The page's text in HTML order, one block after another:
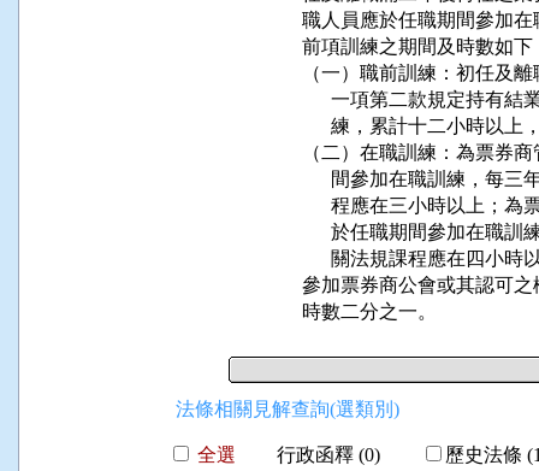
職人員應於任職期間參加在
前項訓練之期間及時數如下
（一）職前訓練：初任及
一項第二款規定持有
練，累計十二小時以
（二）在職訓練：為票券
間參加在職訓練，每
程應在三小時以上；
於任職期間參加在職
關法規課程應在四小時
參加票券商公會或其認可
時數二分之一。
法條相關見解查詢(選類別)
全選 行政函釋 (0) 歷史法條